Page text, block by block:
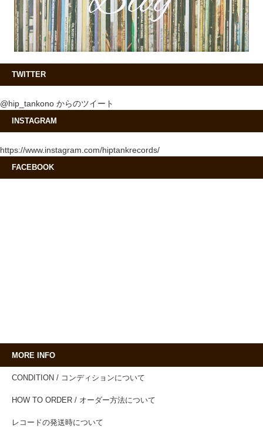
TWITTER
@hip_tankono からのツイート
INSTAGRAM
https://www.instagram.com/hiptankrecords/
FACEBOOK
MORE INFO
CONDITION / コンディションについて
HOW TO ORDER / オーダー方法について
レコードの発送時について